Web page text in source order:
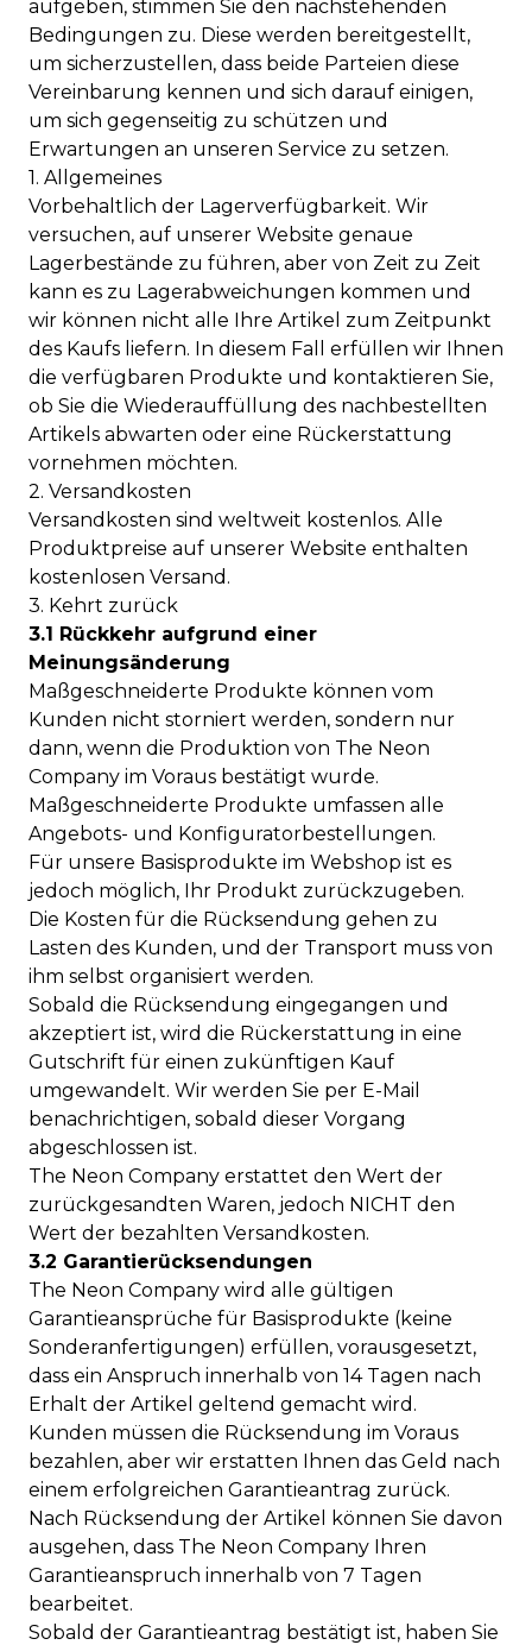
aufgeben, stimmen Sie den nachstehenden
Bedingungen zu. Diese werden bereitgestellt,
um sicherzustellen, dass beide Parteien diese
Vereinbarung kennen und sich darauf einigen,
um sich gegenseitig zu schützen und
Erwartungen an unseren Service zu setzen.
1. Allgemeines
Vorbehaltlich der Lagerverfügbarkeit. Wir
versuchen, auf unserer Website genaue
Lagerbestände zu führen, aber von Zeit zu Zeit
kann es zu Lagerabweichungen kommen und
wir können nicht alle Ihre Artikel zum Zeitpunkt
des Kaufs liefern. In diesem Fall erfüllen wir Ihnen
die verfügbaren Produkte und kontaktieren Sie,
ob Sie die Wiederauffüllung des nachbestellten
Artikels abwarten oder eine Rückerstattung
vornehmen möchten.
2. Versandkosten
Versandkosten sind weltweit kostenlos. Alle
Produktpreise auf unserer Website enthalten
kostenlosen Versand.
3. Kehrt zurück
3.1 Rückkehr aufgrund einer
Meinungsänderung
Maßgeschneiderte Produkte können vom
Kunden nicht storniert werden, sondern nur
dann, wenn die Produktion von The Neon
Company im Voraus bestätigt wurde.
Maßgeschneiderte Produkte umfassen alle
Angebots- und Konfiguratorbestellungen.
Für unsere Basisprodukte im Webshop ist es
jedoch möglich, Ihr Produkt zurückzugeben.
Die Kosten für die Rücksendung gehen zu
Lasten des Kunden, und der Transport muss von
ihm selbst organisiert werden.
Sobald die Rücksendung eingegangen und
akzeptiert ist, wird die Rückerstattung in eine
Gutschrift für einen zukünftigen Kauf
umgewandelt. Wir werden Sie per E-Mail
benachrichtigen, sobald dieser Vorgang
abgeschlossen ist.
The Neon Company erstattet den Wert der
zurückgesandten Waren, jedoch NICHT den
Wert der bezahlten Versandkosten.
3.2 Garantierücksendungen
The Neon Company wird alle gültigen
Garantieansprüche für Basisprodukte (keine
Sonderanfertigungen) erfüllen, vorausgesetzt,
dass ein Anspruch innerhalb von 14 Tagen nach
Erhalt der Artikel geltend gemacht wird.
Kunden müssen die Rücksendung im Voraus
bezahlen, aber wir erstatten Ihnen das Geld nach
einem erfolgreichen Garantieantrag zurück.
Nach Rücksendung der Artikel können Sie davon
ausgehen, dass The Neon Company Ihren
Garantieanspruch innerhalb von 7 Tagen
bearbeitet.
Sobald der Garantieantrag bestätigt ist, haben Sie